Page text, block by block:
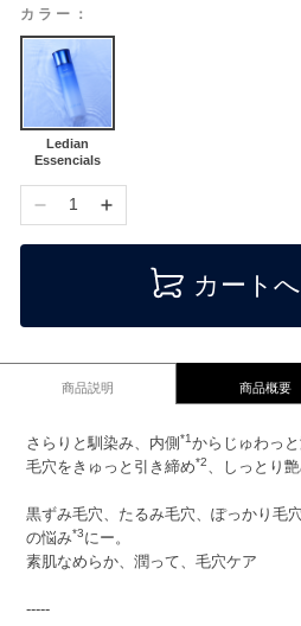
カラー：
Ledian
Essencials
1
カート
商品説明 商品概要
さらりと馴染み、内側 *1からじゅわっと
毛穴をきゅっと引き締め*2 、しっとり
黒ずみ毛穴、たるみ毛穴、ぽっかり毛
の悩み*3にー。
素肌なめらか、潤って、毛穴ケア
-----